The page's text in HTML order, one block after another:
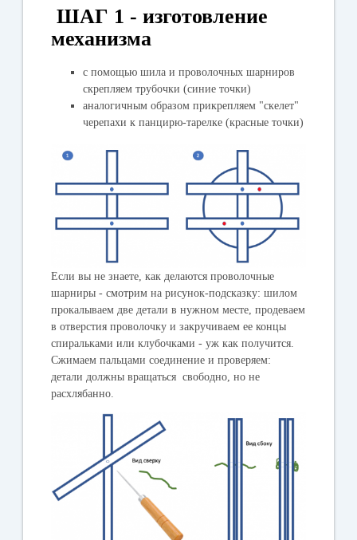
ШАГ 1 - изготовление
механизма
с помощью шила и проволочных шарниров
скрепляем трубочки (синие точки)
аналогичным образом прикрепляем "скелет"
черепахи к панцирю-тарелке (красные точки)
Если вы не знаете, как делаются проволочные
шарниры - смотрим на рисунок-подсказку: шилом
прокалываем две детали в нужном месте, продеваем
в отверстия проволочку и закручиваем ее концы
спиральками или клубочками - уж как получится.
Сжимаем пальцами соединение и проверяем:
детали должны вращаться свободно, но не
расхлябанно.